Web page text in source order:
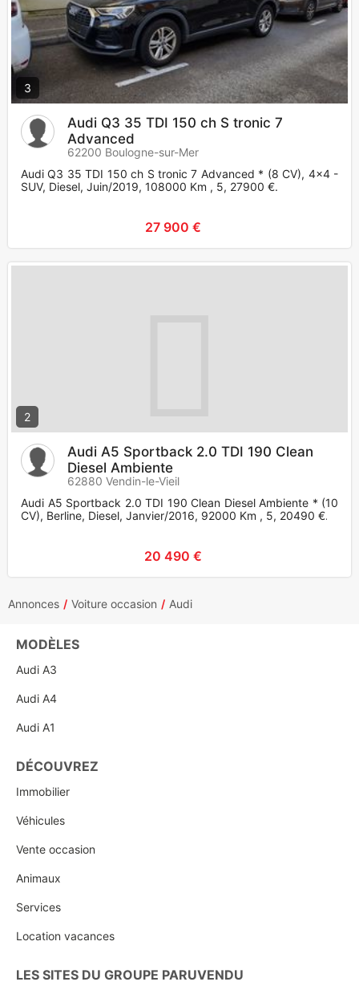
3
Audi Q3 35 TDI 150 ch S tronic 7
Advanced
62200 Boulogne-sur-Mer
Audi Q3 35 TDI 150 ch S tronic 7 Advanced * (8 CV), 4x4 -
SUV, Diesel, Juin/2019, 108000 Km , 5, 27900 €.
27 900 €
2
Audi A5 Sportback 2.0 TDI 190 Clean
Diesel Ambiente
62880 Vendin-le-Vieil
Audi A5 Sportback 2.0 TDI 190 Clean Diesel Ambiente * (10
CV), Berline, Diesel, Janvier/2016, 92000 Km , 5, 20490 €.
20 490 €
Annonces Voiture occasion Audi
MODÈLES
Audi A3
Audi A4
Audi A1
DÉCOUVREZ
Immobilier
Véhicules
Vente occasion
Animaux
Services
Location vacances
LES SITES DU GROUPE PARUVENDU